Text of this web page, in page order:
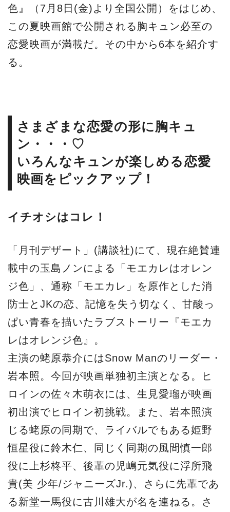
色』（7月8日(金)より全国公開）をはじめ、
この夏映画館で公開される胸キュン必至の
恋愛映画が満載だ。その中から6本を紹介す
る。
さまざまな恋愛の形に胸キュ
ン・・・♡
いろんなキュンが楽しめる恋愛
映画をピックアップ！
イチオシはコレ！
「月刊デザート」(講談社)にて、現在絶賛連
載中の玉島ノンによる「モエカレはオレン
ジ色」、通称「モエカレ」を原作とした消
防士とJKの恋、記憶を失う切なく、甘酸っ
ぱい青春を描いたラブストーリー『モエカ
レはオレンジ色』。
主演の蛯原恭介にはSnow Manのリーダー・
岩本照。今回が映画単独初主演となる。ヒ
ロインの佐々木萌衣には、生見愛瑠が映画
初出演でヒロイン初挑戦。また、岩本照演
じる蛯原の同期で、ライバルでもある姫野
恒星役に鈴木仁、同じく同期の風間慎一郎
役に上杉柊平、後輩の児嶋元気役に浮所飛
貴(美 少年/ジャニーズJr.)、さらに先輩であ
る新堂一馬役に古川雄大が名を連ねる。さ